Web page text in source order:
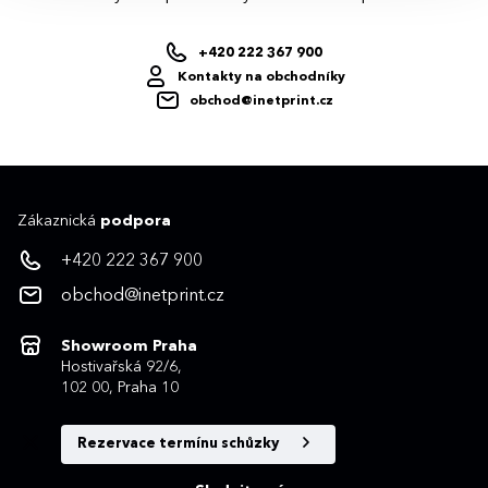
+420 222 367 900
Kontakty na obchodníky
obchod@inetprint.cz
Zákaznická podpora
+420 222 367 900
obchod@inetprint.cz
Showroom Praha
Hostivařská 92/6,
102 00, Praha 10
Rezervace termínu schůzky